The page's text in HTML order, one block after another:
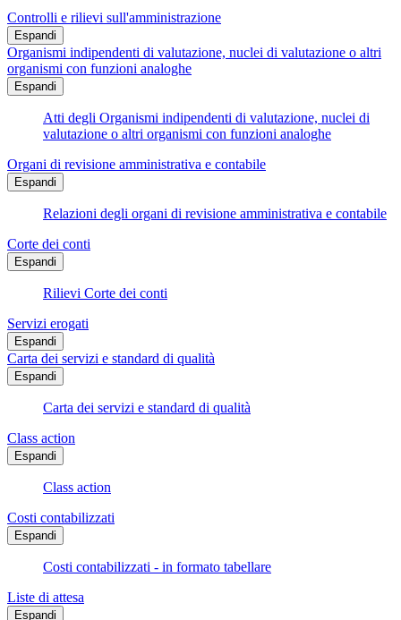
Controlli e rilievi sull'amministrazione
Espandi
Organismi indipendenti di valutazione, nuclei di valutazione o altri
organismi con funzioni analoghe
Espandi
Atti degli Organismi indipendenti di valutazione, nuclei di
valutazione o altri organismi con funzioni analoghe
Organi di revisione amministrativa e contabile
Espandi
Relazioni degli organi di revisione amministrativa e contabile
Corte dei conti
Espandi
Rilievi Corte dei conti
Servizi erogati
Espandi
Carta dei servizi e standard di qualità
Espandi
Carta dei servizi e standard di qualità
Class action
Espandi
Class action
Costi contabilizzati
Espandi
Costi contabilizzati - in formato tabellare
Liste di attesa
Espandi